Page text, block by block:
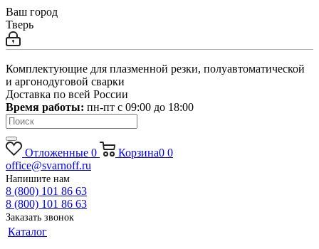
Ваш город
Тверь
Комплектующие для плазменной резки, полуавтоматической
и аргонодуговой сварки
Доставка по всей России
Время работы: пн-пт c 09:00 до 18:00
Отложенные 0 Корзина0 0
office@svarnoff.ru
Напишите нам
8 (800) 101 86 63
8 (800) 101 86 63
Заказать звонок
Каталог